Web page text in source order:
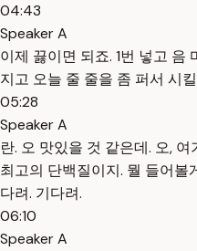
04:43
Speaker A
이제 끓이면 되죠. 1번 넣고 음
지고 오늘 줄 줄을 좀 퍼서 시
05:28
Speaker A
란. 오 맛있을 것 같은데. 오,
최고의 단백질이지. 뭘 들어볼
다려. 기다려.
06:10
Speaker A